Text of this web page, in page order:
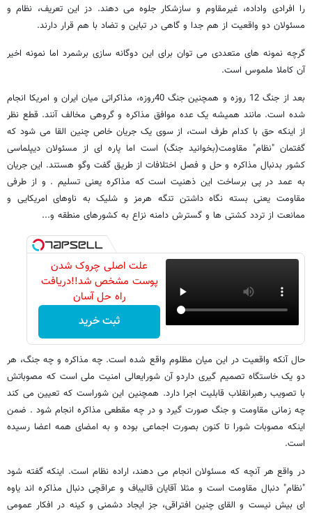
را افرادی واداده، غیرمقاوم و سازشکار جلوه می دهند. دز این تعریف، نظام و
مسئولان دو واقعیت از هم جدا و گاهی در تباین و تضاد با هم قرار دارند.
گرچه نمونه های متعددی می توان برای این دوگانه سازی برشمرد اما نمونه اخیر
آن کاملا ملموس است.
بعد از جنگ 12 روزه و همچنین جنگ 40روزه، مذاکراتی میان ایران و امریکا انجام
شده است. مانند همیشه یک عده موافق مذاکره و گروهی مخالف آنند. قطع نظر
از اینکه حق با کدام طرف است، از سوی یک جریان خاص چنین القا می شود که
گفتمان "نظام" مقاومت(بخوانید جنگ) است اما پاره ای از مسئولان دیپلماسی
کشور بدنبال مذاکره و حل و فصل اختلافات از طریق گفت وگو هستند. این جریان
به عمد در پی برساخت این ذهنیت است که مذاکره یعنی تسلیم . و از طرفی
مقاومت یعنی بسته نگاه داشتن تنگه هرمز و شلیک به ناوهای امریکایی و
ممانعت از تردد کشتی ها و گسترش دامنه نزاع به کشورهای منطقه و...
علت اصلی چروک شدن
پوست مشخص شد!!دریافت
راه حل آسان
ثبت خرید
حال آنکه واقعیت در این میان مظلوم واقع شده است. چه مذاکره و چه جنگ، هر
دو یک خاستگاه تصمیم گیری داردو آن شورایعالی امنیت ملی است که مصوباتش
با تصویب رهبرانقلاب قابلیت اجرا دارد. همچنین این شوراست که تعیین می کند
چه زمانی مقاومت و جنگ صورت گیرد و در چه مقطعی مذاکره انجام شود . ضمن
اینکه مصوبات شورا تا کنون بصورت اجماعی بوده و به امضای همه اعضا رسیده
است.
در واقع هر آنچه که مسئولان انجام می دهند، اراده نظام است. اینکه گفته شود
"نظام" دنبال مقاومت است و مثلا آقایان قالیباف و عراقچی دنبال مذاکره اند یاوه
ای بیش نیست و القای چنین افتراقی، جز ایجاد دشمنی و کینه در افکار عمومی